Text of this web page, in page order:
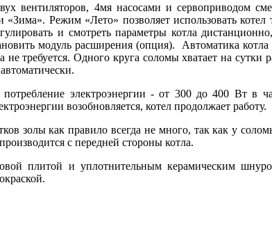
вентиляторов, 4мя насосами и сервоприводом
Режим «Лето» позволяет использовать
и смотреть параметры котла
модуль расширения (опция). Автоматика
требуется. Одного круга соломы хватает на сутки
электроэнергии - от 300 до 400 Вт в
возобновляется, котел продолжает работу.
золы как правило всегда не много, так как у
с передней стороны котла.
плитой и уплотнительным керамическим